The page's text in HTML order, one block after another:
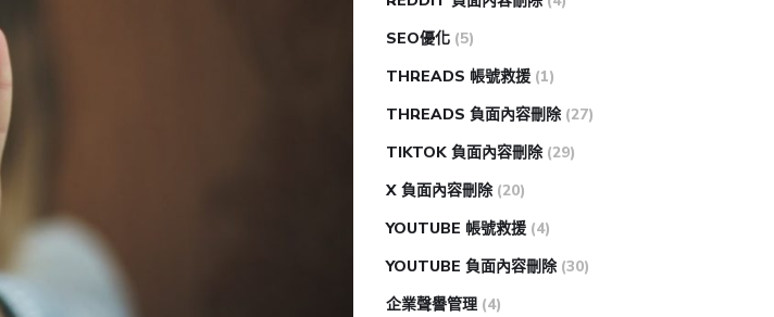
SEO優化 (5)
THREADS 帳號救援 (1)
THREADS 負面內容刪除 (27)
TIKTOK 負面內容刪除 (29)
X 負面內容刪除 (20)
YOUTUBE 帳號救援 (4)
YOUTUBE 負面內容刪除 (30)
企業聲譽管理 (4)